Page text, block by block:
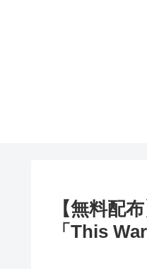
【無料配
「This